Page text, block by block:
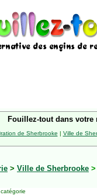
Fouillez-tout dans votre
de Sherbrooke | Ville de
> Ville de Sherbrooke